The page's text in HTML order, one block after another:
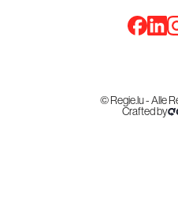
© Regie.lu - Alle
Crafted by